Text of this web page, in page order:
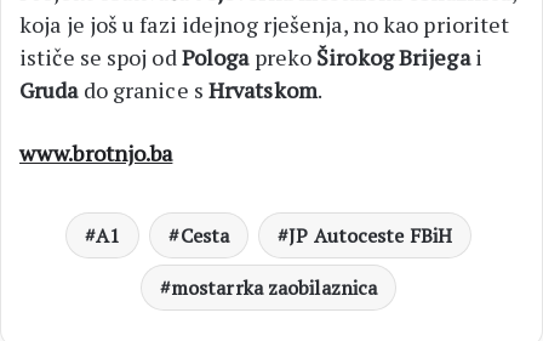
koja je još u fazi idejnog rješenja, no kao prioritet
ističe se spoj odPologa preko Širokog Brijegai
Gruda do granice s Hrvatskom.
www.brotnjo.ba
A1 Cesta
JP Autoceste FBiH
mostarrka zaobilaznica